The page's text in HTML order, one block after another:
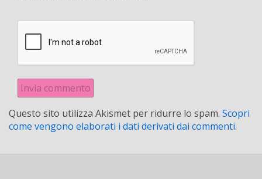
Questo sito utilizza Akismet per ridurre lo spam. Scopri
come vengono elaborati i dati derivati dai commenti.